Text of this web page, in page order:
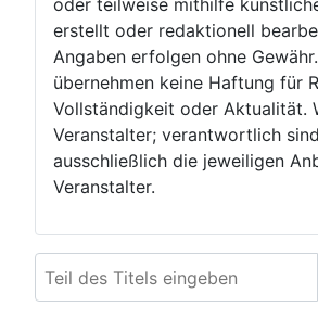
oder teilweise mithilfe
erstellt oder redaktionell
Angaben erfolgen ohne
übernehmen keine Haftung für
Vollständigkeit oder Aktualität.
Veranstalter; verantwortlich sind
ausschließlich die jeweiligen
Veranstalter.